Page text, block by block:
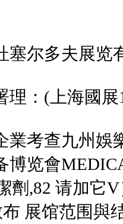
塞尔多夫展
理：(上海國展
業考查九州娛
博览會
劑,82 请加它
展馆范围與